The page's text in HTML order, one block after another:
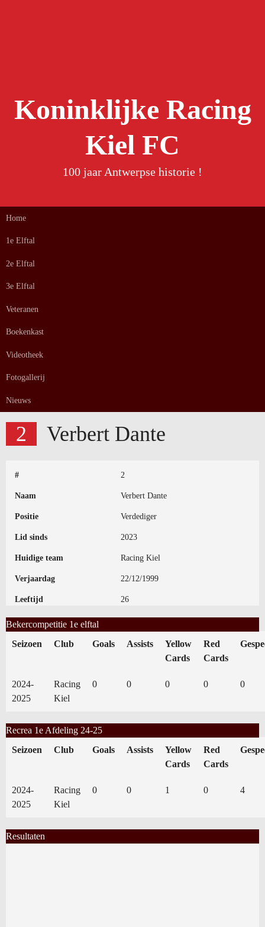
Koninklijke Racing
Kiel FC
100 jaar Antwerpse historie !
Home
1e Elftal
2e Elftal
3e Elftal
Veteranen
Boekenkast
Videotheek
Fotogallerij
Nieuws
2 Verbert Dante
# 2
Naam Verbert Dante
Positie Verdediger
Lid sinds 2023
Huidige team Racing Kiel
Verjaardag 22/12/1999
Leeftijd 26
Bekercompetitie 1e elftal
Seizoen
Club Goals Assists
Yellow
Cards
Red
Cards
2024-
2025
Racing
Kiel
0 0 0 0 0
Recrea 1e Afdeling 24-25
Seizoen
Club Goals Assists
Yellow
Cards
Red
Cards
2024-
2025
Racing
Kiel
0 0 1 0 4
Resultaten